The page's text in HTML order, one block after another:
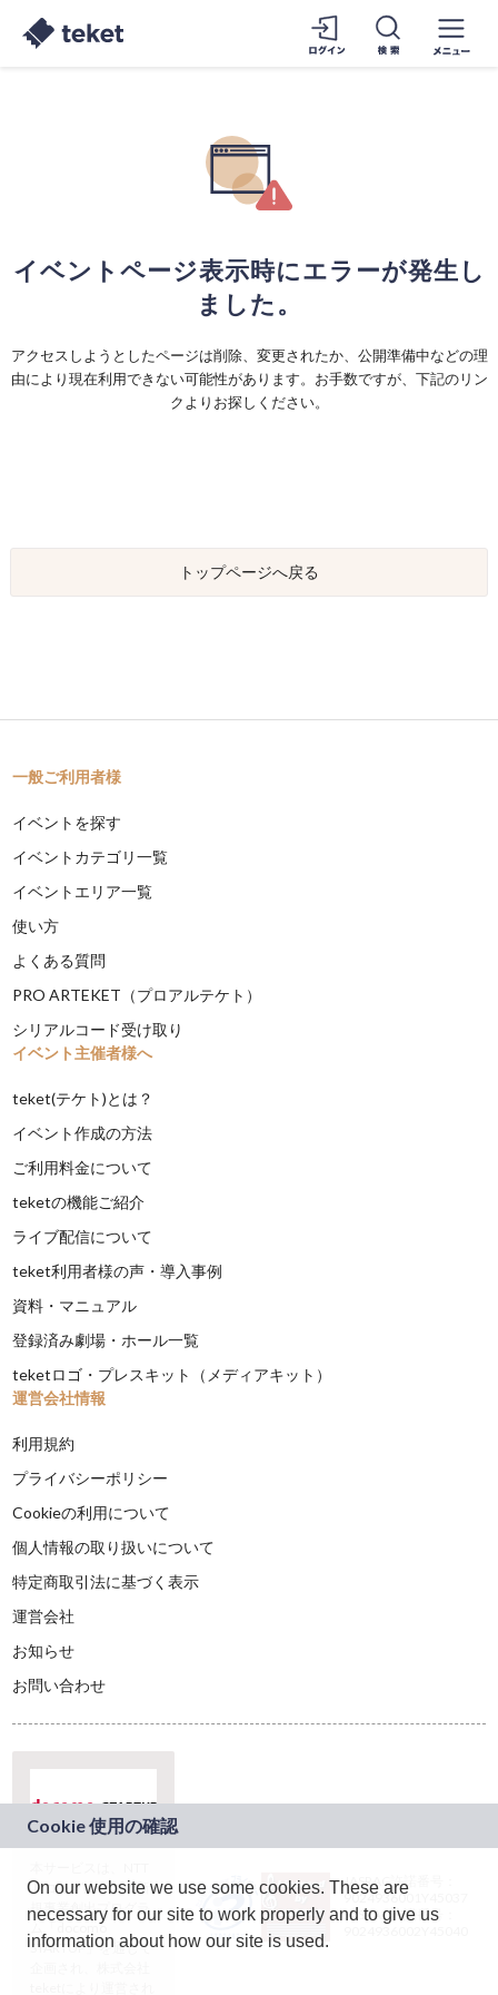
イベントページ表示時にエラーが発生し
ました。
アクセスしようとしたページは削除、変更されたか、公開準備中などの理
由により現在利用できない可能性があります。お手数ですが、下記のリン
クよりお探しください。
トップページへ戻る
一般ご利用者様
イベントを探す
イベントカテゴリ一覧
イベントエリア一覧
使い方
よくある質問
PRO ARTEKET（プロアルテケト）
シリアルコード受け取り
イベント主催者様へ
teket(テケト)とは？
イベント作成の方法
ご利用料金について
teketの機能ご紹介
ライブ配信について
teket利用者様の声・導入事例
資料・マニュアル
登録済み劇場・ホール一覧
teketロゴ・プレスキット（メディアキット）
運営会社情報
利用規約
プライバシーポリシー
Cookieの利用について
個人情報の取り扱いについて
特定商取引法に基づく表示
運営会社
お知らせ
お問い合わせ
ドコモグループの新
規事業創出プログラ
ム「docomo
STARTUP」を通じて
JASRAC許諾番号：
9024936001Y45037
JASRAC許諾番号：
On our website we use some cookies. These are
necessary for our site to work properly and to give us
information about how our site is used.